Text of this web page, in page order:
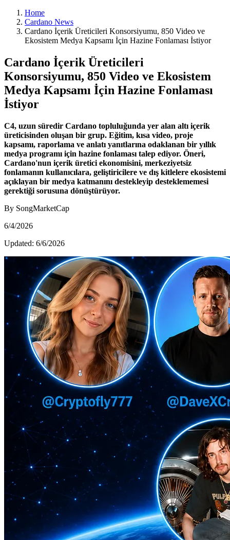
Home
Cardano News
Cardano İçerik Üreticileri Konsorsiyumu, 850 Video ve
Ekosistem Medya Kapsamı İçin Hazine Fonlaması İstiyor
Cardano İçerik Üreticileri
Konsorsiyumu, 850 Video ve Ekosistem
Medya Kapsamı İçin Hazine Fonlaması
İstiyor
C4, uzun süredir Cardano topluluğunda yer alan altı içerik
üreticisinden oluşan bir grup. Eğitim, kısa video, proje
kapsamı, raporlama ve anlatı yanıtlarına odaklanan bir yıllık
medya programı için hazine fonlaması talep ediyor. Öneri,
Cardano'nun içerik üretici ekonomisini, merkeziyetsiz
fonlamanın kullanıcılara, geliştiricilere ve dış kitlelere ekosistemi
açıklayan bir medya katmanını destekleyip desteklememesi
gerektiği sorusuna dönüştürüyor.
By SongMarketCap
6/4/2026
Updated: 6/6/2026